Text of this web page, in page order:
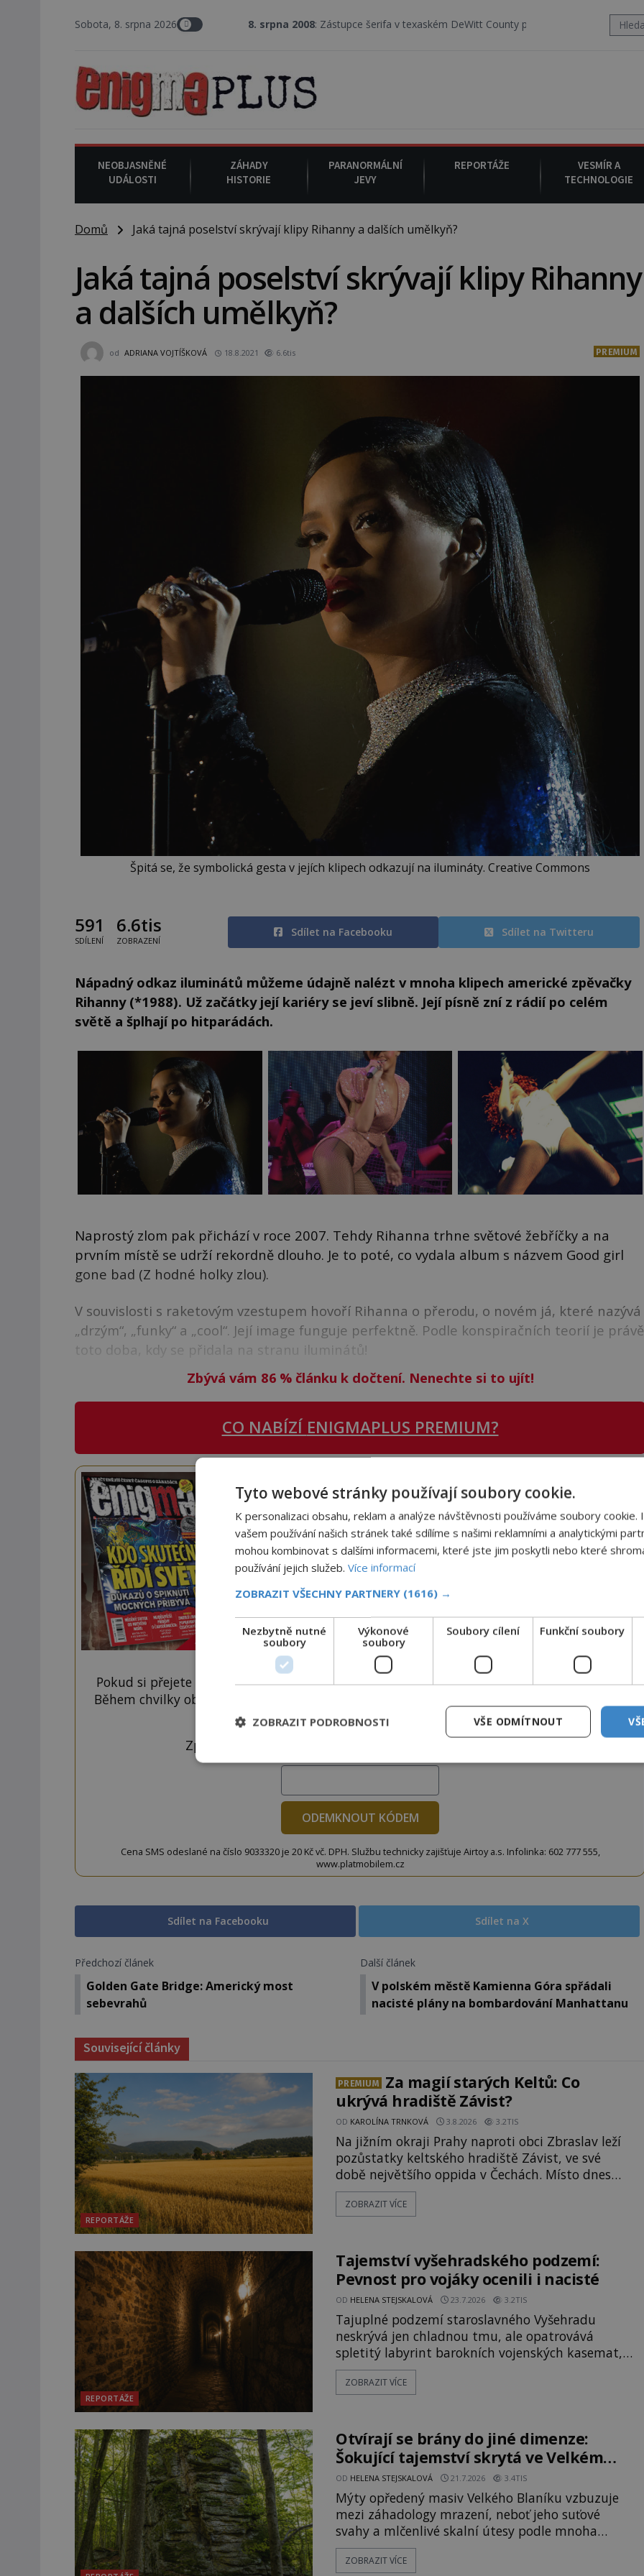
Sobota, 8. srpna 20268. srpna 2008 : Zástupce šerifa v texaském DeWitt County pořizuje video, na kterém před jeho
NEOBJASNĚNÉ
UDÁLOSTI
ZÁHADY
HISTORIE
PARANORMÁLNÍ
JEVY
REPORTÁŽE
VESMÍR A
TECHNOLOGIE
Domů Jaká tajná poselství skrývají klipy Rihanny a dalších umělkyň?
Jaká tajná poselství skrývají klipy Rihanny
a dalších umělkyň?
od ADRIANA VOJTÍŠKOVÁ 18.8.2021 6.6tis PREMIUM
Špitá se, že symbolická gesta v jejích klipech odkazují na ilumináty. Creative Commons
591
SDÍLENÍ
6.6tis
ZOBRAZENÍ
Sdílet na Facebooku Sdílet na Twitteru
Nápadný odkaz iluminátů můžeme údajně nalézt v mnoha klipech americké zpěvačky
Rihanny (*1988). Už začátky její kariéry se jeví slibně. Její písně zní z rádií po celém
světě a šplhají po hitparádách.
Naprostý zlom pak přichází v roce 2007. Tehdy Rihanna trhne světové žebříčky a na
prvním místě se udrží rekordně dlouho. Je to poté, co vydala album s názvem Good girl
gone bad (Z hodné holky zlou).
V souvislosti s raketovým vzestupem hovoří Rihanna o přerodu, o novém já, které nazývá
„drzým“, „funky“ a „cool“. Její image funguje perfektně. Podle konspiračních teorií je právě
toto doba, kdy se přidala na stranu iluminátů!
Zbývá vám 86 %článku k dočtení. Nenechte si to ujít!
CO NABÍZÍ ENIGMAPLUS PREMIUM?
itisícedalšíchskvělých článků.
Navíc od nás obdržíte i celou řaduhodnotných bonusů!
ODEMKNOUT ČLÁNEK
Pokud si přejete odemknout pouze tento článek, můžete tak učinit zasláním jediné SMS.
Během chvilky obdržíte číselný kód, který opíšete do následujícího okénka a kliknutím na
tlačítko jej odemknete.
Zprávu ve tvaru "CTU CLANEK" odešlete na číslo
ODEMKNOUT KÓDEM
Cena SMS odeslané na číslo 9033320 je 20 Kč vč. DPH. Službu technicky zajišťuje Airtoy a.s. Infolinka: 602 777 555,
www.platmobilem.cz
Sdílet na Facebooku Sdílet na X
Předchozí článek
Golden Gate Bridge: Americký most
sebevrahů
Další článek
V polském městě Kamienna Góra spřádali
nacisté plány na bombardování Manhattanu
Související články
REPORTÁŽE
PREMIUM
Za magií starých Keltů: Co
ukrývá hradiště Závist?
OD KAROLÍNA TRNKOVÁ 3.8.2026 3.2TIS
Na jižním okraji Prahy naproti obci Zbraslav leží
pozůstatky keltského hradiště Závist, ve své
době největšího oppida v Čechách. Místo dnes
pokrývá les, zbytky po kdysi monumentálním
hradišti jsou ale v terénu patrné stále. Co dalšího
ZOBRAZIT VÍCE
REPORTÁŽE
Tajemství vyšehradského podzemí:
Pevnost pro vojáky ocenili i nacisté
OD HELENA STEJSKALOVÁ 23.7.2026 3.2TIS
Tajuplné podzemí staroslavného Vyšehradu
neskrývá jen chladnou tmu, ale opatrovává
spletitý labyrint barokních vojenských kasemat,
zapomenuté chrámy a vzácné národní poklady.
Hluboko uvnitř mohutné skály nad řekou Vltavou
kterému se vážou nejstarší české mýty, ve svých
temných útrobách střeží monumentální
ZOBRAZIT VÍCE
Otvírají se brány do jiné dimenze:
Šokující tajemství skrytá ve Velkém
Blaníku
OD HELENA STEJSKALOVÁ 21.7.2026 3.4TIS
Mýty opředený masiv Velkého Blaníku vzbuzuje
mezi záhadology mrazení, neboť jeho suťové
svahy a mlčenlivé skalní útesy podle mnoha
svědectví fungují jako anomální zóny, kde
selhává lidské vnímání času i prostoru. Geologické
ZOBRAZIT VÍCE
Tyto webové stránky používají soubory cookie.
K personalizaci obsahu, reklam a analýze návštěvnosti používáme soubory cookie.
vašem používání našich stránek také sdílíme s našimi reklamními a analytickými
mohou kombinovat s dalšími informacemi, které jste jim poskytli nebo které
používání jejich služeb. Více informací
ZOBRAZIT VŠECHNY PARTNERY (1616) →
Nezbytně nutné
soubory
Výkonové
soubory
Soubory cílení Funkční soubory
VŠE ODMÍTNOUT
ZOBRAZIT PODROBNOSTI